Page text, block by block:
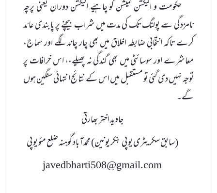
حکومت و الیکشن کمیشن کو چاہیے الیکشن دوران یعنی پرچہ
نامزدگی سے پولنگ تک کی مدت میں شراب بیچنے پر پابندی عائد
کرے تاکہ انتخابی ضابطہ اخلاق میں بھی چار چاند لگے اور سماج،
معاشرے اور سوسائٹی میں بھی گندگی نہ پھیلے،، اس خرافات پر
توجہ نہیں دی گئی تو مستقبل میں اس کے نتائج انتہائی سنگین ہوں
گے۔
جاوید اختر بھارتی
(سابق سکریٹری یو پی بنکر یونین) محمدآباد گوہنہ ضلع مئو یو پی
javedbharti508@gmail.com